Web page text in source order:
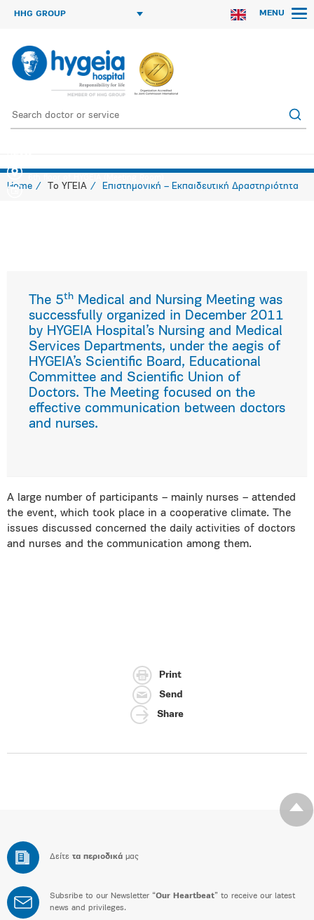
HHG GROUP MENU
Home Το ΥΓΕΙΑ Επιστημονική – Εκπαιδευτική Δραστηριότητα
The 5th Medical and Nursing Meeting was
successfully organized in December 2011
by HYGEIA Hospital’s Nursing and Medical
Services Departments, under the aegis of
HYGEIA’s Scientific Board, Educational
Committee and Scientific Union of
Doctors. The Meeting focused on the
effective communication between doctors
and nurses.
A large number of participants – mainly nurses – attended
the event, which took place in a cooperative climate. The
issues discussed concerned the daily activities of doctors
and nurses and the communication among them.
Print
Send
Share
Δείτε τα περιοδικά μας
Subsribe to our Newsletter “Our Heartbeat” to receive our latest
news and privileges.